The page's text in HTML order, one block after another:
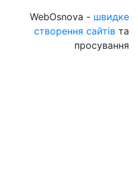
WebOsnova - швидке
створення сайтів та
просування